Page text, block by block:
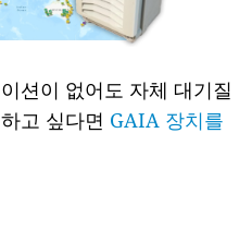
션이 없어도 자체 대기질
고 싶다면 GAIA 장치를